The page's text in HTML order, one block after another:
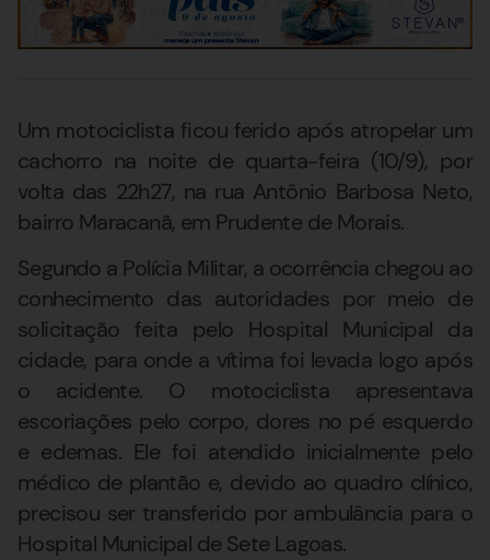
Um motociclista ficou ferido após atropelar um
cachorro na noite de quarta-feira (10/9), por
volta das 22h27, na rua Antônio Barbosa Neto,
bairro Maracanã, em Prudente de Morais.
Segundo a Polícia Militar, a ocorrência chegou ao
conhecimento das autoridades por meio de
solicitação feita pelo Hospital Municipal da
cidade, para onde a vítima foi levada logo após
o acidente. O motociclista apresentava
escoriações pelo corpo, dores no pé esquerdo
e edemas. Ele foi atendido inicialmente pelo
médico de plantão e, devido ao quadro clínico,
precisou ser transferido por ambulância para o
Hospital Municipal de Sete Lagoas.